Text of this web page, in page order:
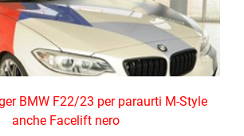
BMW F22/23 per paraurti M-Style
anche Facelift nero